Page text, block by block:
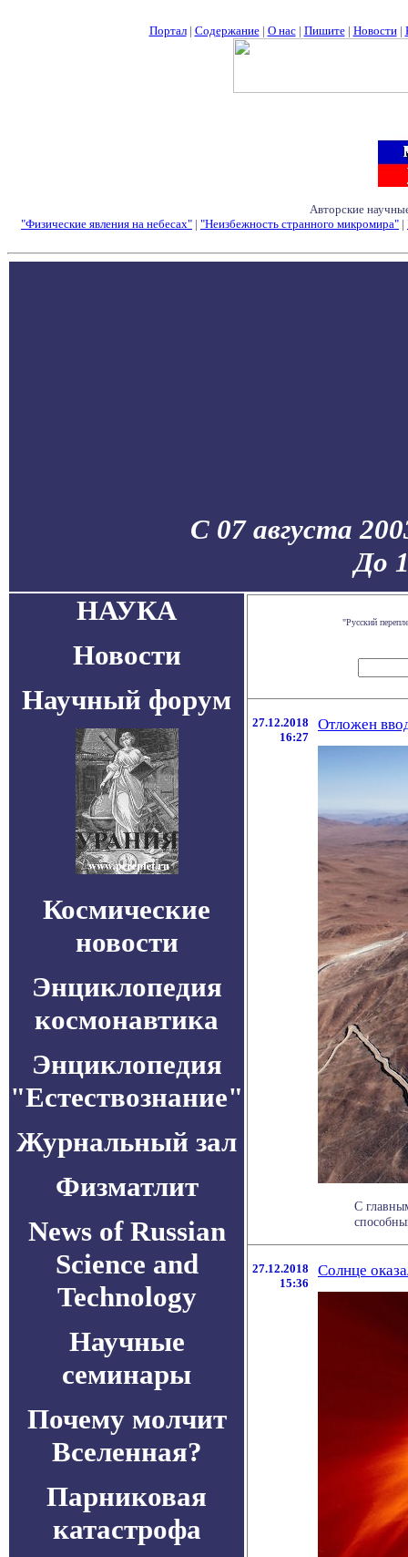
Портал| Содержание| О нас| Пишите| Новости|
Авторские
"Физические явления на небесах" | "Неизбежность странного микромира" |
С 07 августа
До
НАУКА
Новости
Научный форум
Космические
новости
Энциклопедия
космонавтика
Энциклопедия
"Естествознание"
Журнальный зал
Физматлит
News of Russian
Science and
Technology
Научные
семинары
Почему молчит
Вселенная?
Парниковая
катастрофа
"Русский
27.12.2018
16:27
Отложен
С
27.12.2018
15:36
Солнце